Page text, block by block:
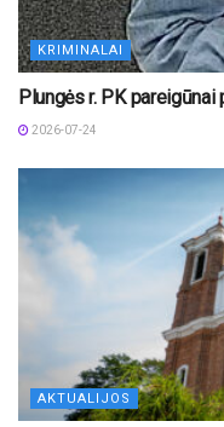
KRIMINALAI
Plungės r. PK
2026-07-24
AKTUALIJOS